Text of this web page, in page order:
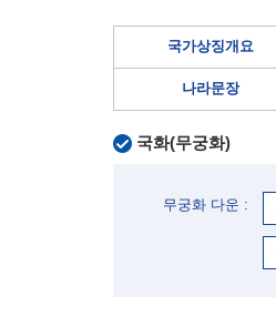
국가상징개요
나라문장
국화(무궁화)
무궁화 다운 :